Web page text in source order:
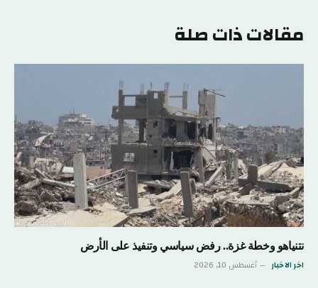
مقالات ذات صلة
نتنياهو وخطة غزة.. رفض سياسي وتنفيذ على الأرض
اخر الاخبار أغسطس 10, 2026